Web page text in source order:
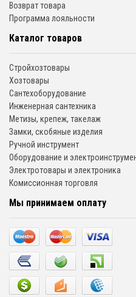
Возврат товара
Программа лояльности
Каталог товаров
Стройхозтовары
Хозтовары
Сантехоборудование
Инженерная сантехника
Метизы, крепеж, такелаж
Замки, скобяные изделия
Ручной инструмент
Оборудование и
Электротовары и электроника
Комиссионная торговля
Мы принимаем оплату